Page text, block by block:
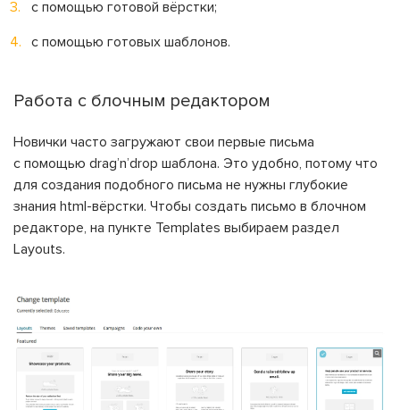
с помощью готовой вёрстки;
с помощью готовых шаблонов.
Работа с блочным редактором
Новички часто загружают свои первые письма
с помощью drag’n’drop шаблона. Это удобно, потому что
для создания подобного письма не нужны глубокие
знания html-вёрстки. Чтобы создать письмо в блочном
редакторе, на пункте Templates выбираем раздел
Layouts.